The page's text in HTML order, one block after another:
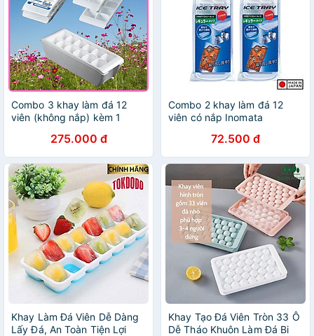
Combo 3 khay làm đá 12
viên (không nắp) kèm 1
10x15cm275.000 đ
Combo 2 khay làm đá 12
viên có nắp Inomata
72.500 đ
Khay Làm Đá Viên Dễ Dàng
Lấy Đá, An Toàn Tiện Lợi
Khay Tạo Đá Viên Tròn 33 Ô
Dễ Tháo Khuôn Làm Đá Bi